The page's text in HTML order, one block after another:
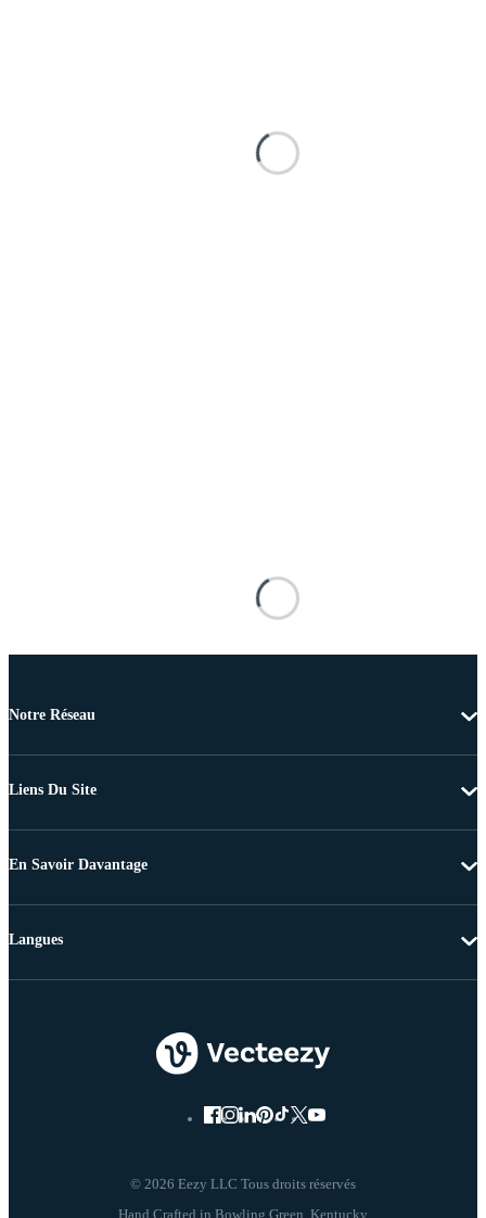
Notre Réseau
Liens Du Site
En Savoir Davantage
© 2026 Eezy LLC Tous droits réservés
Langues